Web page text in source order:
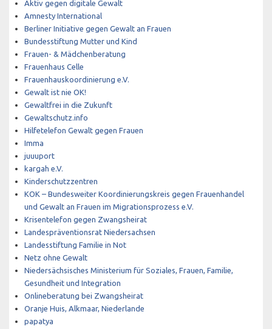
Aktiv gegen digitale Gewalt
Amnesty International
Berliner Initiative gegen Gewalt an Frauen
Bundesstiftung Mutter und Kind
Frauen- & Mädchenberatung
Frauenhaus Celle
Frauenhauskoordinierung e.V.
Gewalt ist nie OK!
Gewaltfrei in die Zukunft
Gewaltschutz.info
Hilfetelefon Gewalt gegen Frauen
Imma
juuuport
kargah e.V.
Kinderschutzzentren
KOK – Bundesweiter Koordinierungskreis gegen Frauenhandel
und Gewalt an Frauen im Migrationsprozess e.V.
Krisentelefon gegen Zwangsheirat
Landespräventionsrat Niedersachsen
Landesstiftung Familie in Not
Netz ohne Gewalt
Niedersächsisches Ministerium für Soziales, Frauen, Familie,
Gesundheit und Integration
Onlineberatung bei Zwangsheirat
Oranje Huis, Alkmaar, Niederlande
papatya